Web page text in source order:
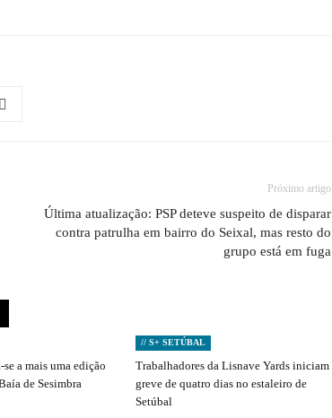
Próximo artigo
Última atualização: PSP deteve suspeito de disparar
contra patrulha em bairro do Seixal, mas resto do
grupo está em fuga
a mais uma edição
de Sesimbra
// S+ SETÚBAL
Trabalhadores da Lisnave Yards iniciam
greve de quatro dias no estaleiro de
Setúbal